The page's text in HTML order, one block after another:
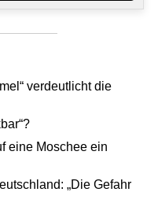
verdeutlicht die
eine Moschee ein
„Die Gefahr